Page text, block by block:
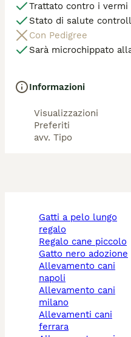
Trattato contro i vermi
Stato di salute
Con Pedigree
Sarà microchippato
Informazioni
Visualizzazioni
Preferiti
avv. Tipo
gatti a pelo lungo
regalo
regalo cane piccolo
gatto nero adozione
allevamento cani
napoli
allevamento cani
milano
allevamenti cani
ferrara